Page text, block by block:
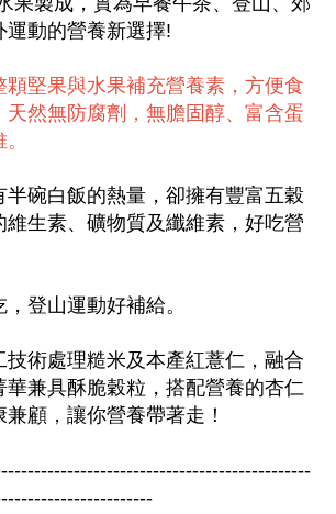
運動的營養新選擇!
顆堅果與水果補充營養素，方便食
天然無防腐劑，無膽固醇、富含蛋
半碗白飯的熱量，卻擁有豐富五穀
維生素、礦物質及纖維素，好吃營
登山運動好補給。
技術處理糙米及本產紅薏仁，融合
華兼具酥脆穀粒，搭配營養的杏仁
顧，讓你營養帶著走！